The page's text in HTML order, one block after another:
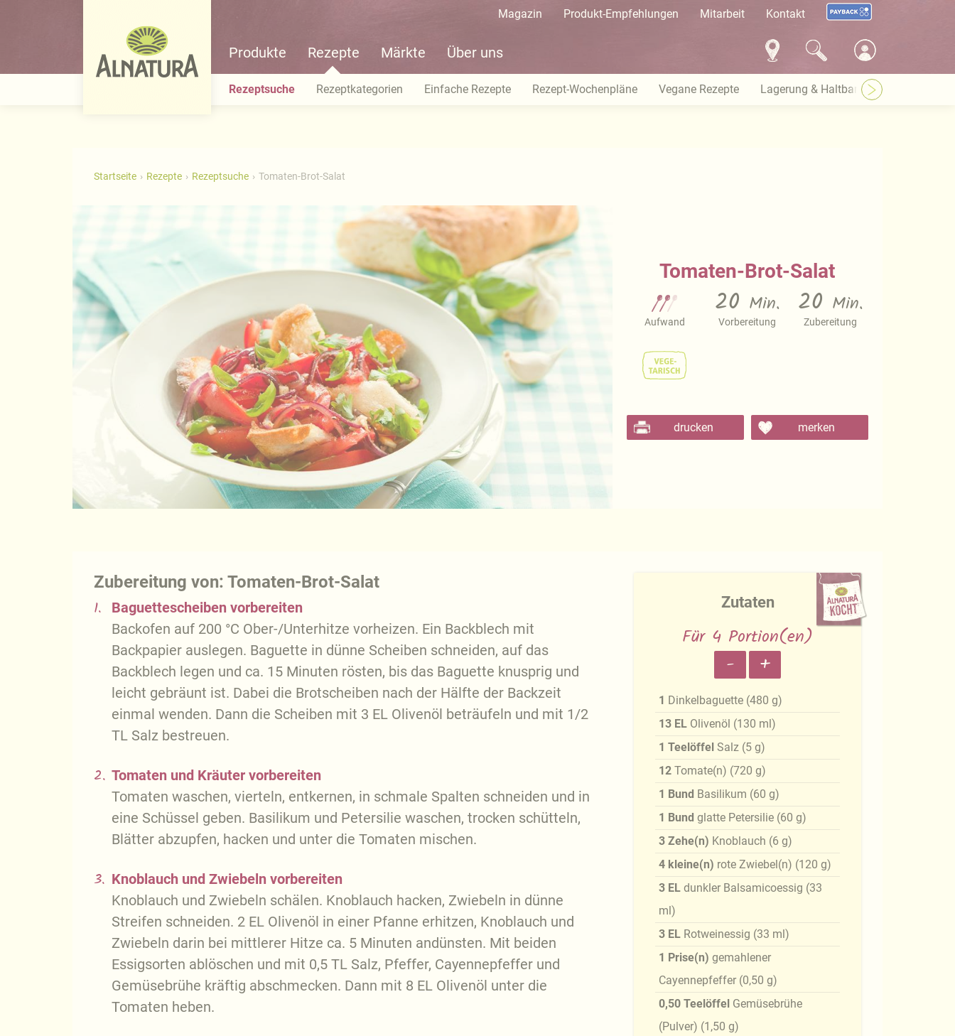
Magazin Produkt-Empfehlungen Mitarbeit Kontakt
Produkte Rezepte Märkte Über uns
Rezeptsuche Rezeptkategorien Einfache Rezepte Rezept-Wochenpläne Vegane Rezepte Lagerung & Haltbarkeit
Startseite Rezepte Rezeptsuche Tomaten-Brot-Salat
Tomaten-Brot-Salat
Aufwand
20 Min.
Vorbereitung
20 Min.
Zubereitung
drucken merken
Zubereitung von: Tomaten-Brot-Salat
1.
Baguettescheiben vorbereiten
Backofen auf 200 °C Ober-/Unterhitze vorheizen. Ein Backblech mit
Backpapier auslegen. Baguette in dünne Scheiben schneiden, auf das
Backblech legen und ca. 15 Minuten rösten, bis das Baguette knusprig und
leicht gebräunt ist. Dabei die Brotscheiben nach der Hälfte der Backzeit
einmal wenden. Dann die Scheiben mit 3 EL Olivenöl beträufeln und mit 1/2
TL Salz bestreuen.
2. Tomaten und Kräuter vorbereiten
Tomaten waschen, vierteln, entkernen, in schmale Spalten schneiden und in
eine Schüssel geben. Basilikum und Petersilie waschen, trocken schütteln,
Blätter abzupfen, hacken und unter die Tomaten mischen.
3. Knoblauch und Zwiebeln vorbereiten
Knoblauch und Zwiebeln schälen. Knoblauch hacken, Zwiebeln in dünne
Streifen schneiden. 2 EL Olivenöl in einer Pfanne erhitzen, Knoblauch und
Zwiebeln darin bei mittlerer Hitze ca. 5 Minuten andünsten. Mit beiden
Essigsorten ablöschen und mit 0,5 TL Salz, Pfeffer, Cayennepfeffer und
Gemüsebrühe kräftig abschmecken. Dann mit 8 EL Olivenöl unter die
Tomaten heben.
Zutaten
Für 4 Portion(en)
- +
1 Dinkelbaguette (480 g)
13 EL Olivenöl (130 ml)
1 Teelöffel Salz (5 g)
12 Tomate(n) (720 g)
1 Bund Basilikum (60 g)
1 Bund glatte Petersilie (60 g)
3 Zehe(n) Knoblauch (6 g)
4 kleine(n) rote Zwiebel(n) (120 g)
3 EL dunkler Balsamicoessig (33
ml)
3 EL Rotweinessig (33 ml)
1 Prise(n) gemahlener
Cayennepfeffer (0,50 g)
0,50 Teelöffel Gemüsebrühe
(Pulver) (1,50 g)